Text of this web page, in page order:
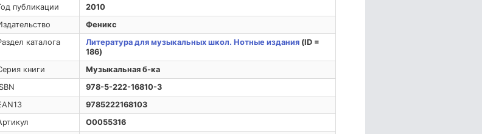
публикации
2010
Феникс
каталога
Литература для музыкальных школ. Нотные издания(ID =
186)
книги
Музыкальная б-ка
978-5-222-16810-3
9785222168103
O0055316